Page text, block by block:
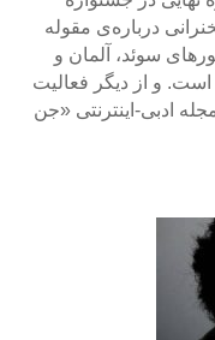
در‌باره‌ی مقوله
سوئد، آلمان و
است. و از دیگر فعالیت
ادبی-اینترنتی «جن